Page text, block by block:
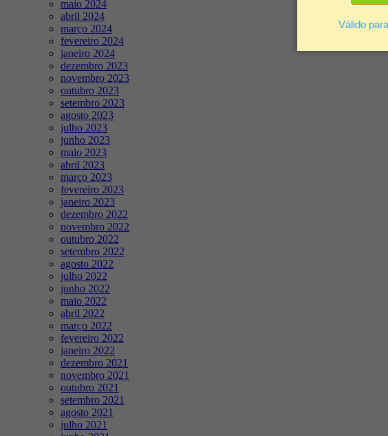
Válido
maio 2024
abril 2024
março 2024
fevereiro 2024
janeiro 2024
dezembro 2023
novembro 2023
outubro 2023
setembro 2023
agosto 2023
julho 2023
junho 2023
maio 2023
abril 2023
março 2023
fevereiro 2023
janeiro 2023
dezembro 2022
novembro 2022
outubro 2022
setembro 2022
agosto 2022
julho 2022
junho 2022
maio 2022
abril 2022
março 2022
fevereiro 2022
janeiro 2022
dezembro 2021
novembro 2021
outubro 2021
setembro 2021
agosto 2021
julho 2021